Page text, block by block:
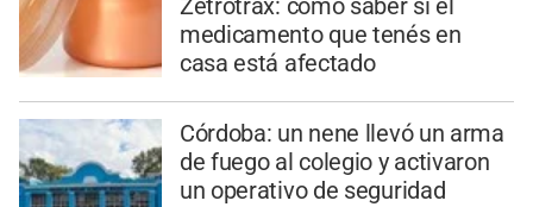
medicamento que tenés en
casa está afectado
Córdoba: un nene llevó un arma
de fuego al colegio y activaron
un operativo de seguridad